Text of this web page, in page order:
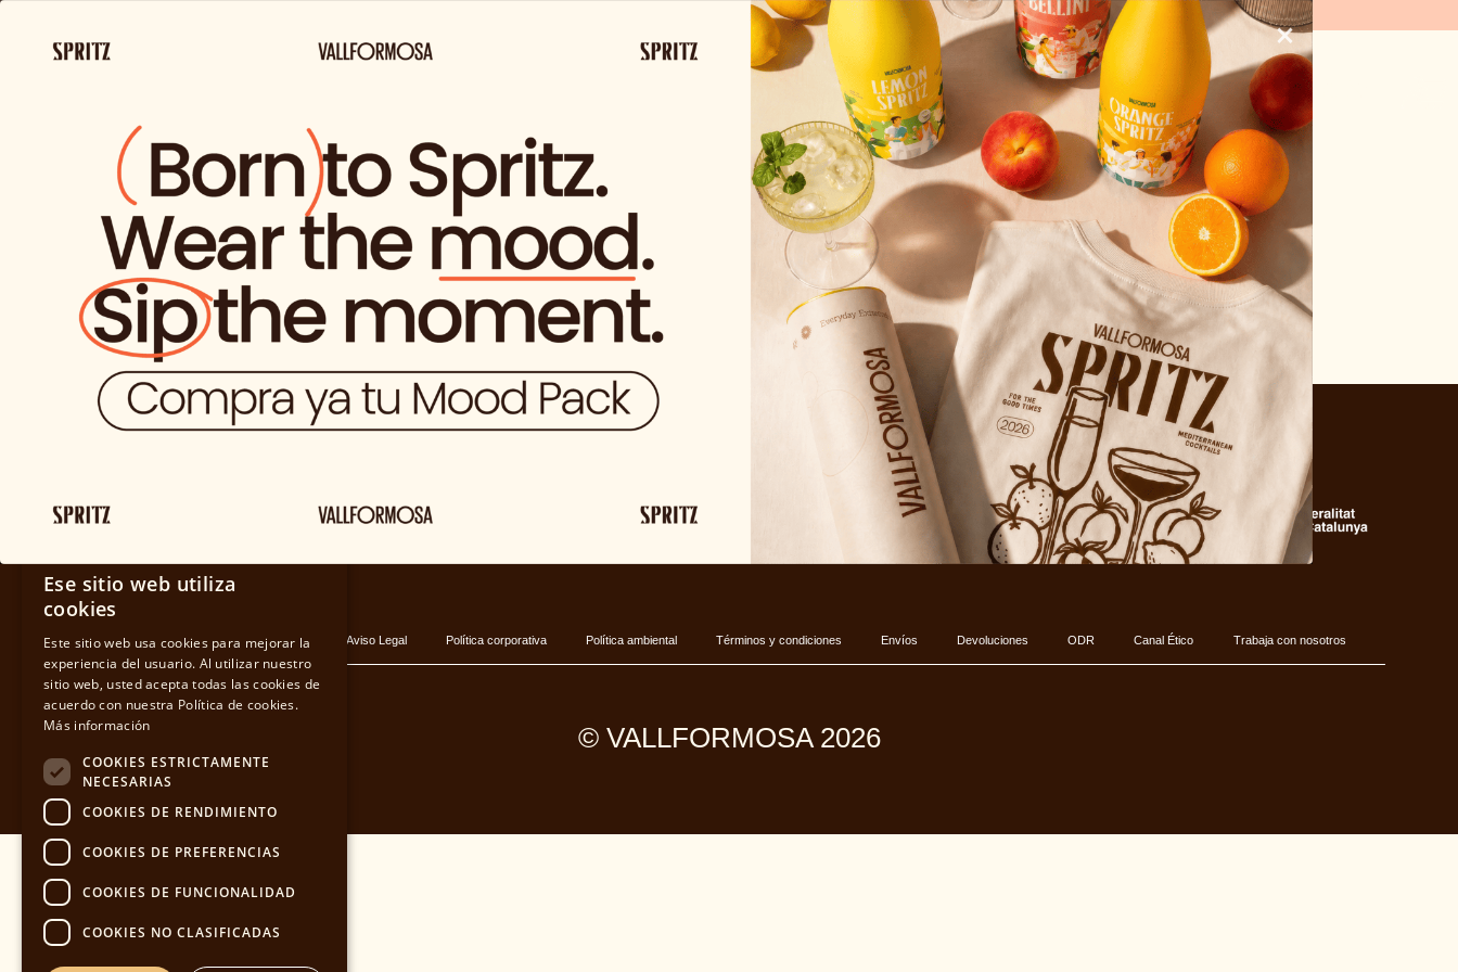
(A EXCEPCIÓN DE LOS PRODUCTOS SOLO VIDA)
Nosotros
y Marcas
Tienda Actualidad Contacto
ESP
×
No tienes permiso para acceder a esta página.
BLOG
Política de privacidad Cookies Aviso Legal Política corporativa Política ambiental Términos y condiciones Envíos Devoluciones ODR Canal Ético Trabaja con nosotros
© VALLFORMOSA 2026
ENGLISH
Ese sitio web utiliza
cookies
Este sitio web usa cookies para mejorar la
experiencia del usuario. Al utilizar nuestro
sitio web, usted acepta todas las cookies de
acuerdo con nuestra Política de cookies.
Más información
COOKIES ESTRICTAMENTE
NECESARIAS
COOKIES DE RENDIMIENTO
COOKIES DE PREFERENCIAS
COOKIES DE FUNCIONALIDAD
COOKIES NO CLASIFICADAS